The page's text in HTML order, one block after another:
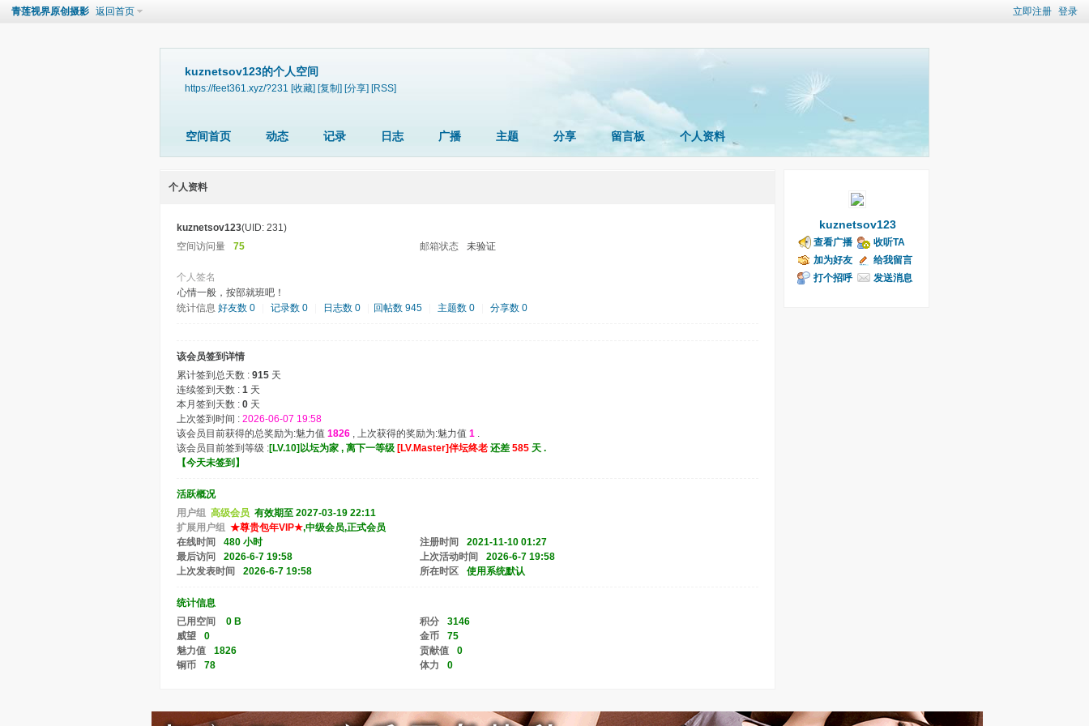
立即注册 登录
青莲视界原创摄影 返回首页
kuznetsov123的个人空间
https://feet361.xyz/?231 [收藏] [复制] [分享] [RSS]
空间首页 动态 记录 日志 广播 主题 分享 留言板 个人资料
个人资料
kuznetsov123(UID: 231)
空间访问量
75 邮箱状态 未验证
个人签名
心情一般，按部就班吧！
统计信息 好友数 0 记录数 0 日志数 0 回帖数 945 主题数 0 分享数 0
该会员签到详情
累计签到总天数 : 915 天
连续签到天数 : 1 天
本月签到天数 : 0 天
上次签到时间 : 2026-06-07 19:58
该会员目前获得的总奖励为:魅力值 1826 , 上次获得的奖励为:魅力值 1 .
该会员目前签到等级 :[LV.10]以坛为家 , 离下一等级 [LV.Master]伴坛终老 还差 585 天 .
【今天未签到 】
活跃概况
用户组 高级会员 有效期至 2027-03-19 22:11
扩展用户组 ★尊贵包年VIP★,中级会员,正式会员
在线时间
480 小时 注册时间
2021-11-10 01:27
最后访问
2026-6-7 19:58 上次活动时间
2026-6-7 19:58
上次发表时间
2026-6-7 19:58 所在时区 使用系统默认
统计信息
已用空间
0 B 积分
3146
威望
0 金币
75
魅力值
1826 贡献值
0
铜币
78 体力 0
kuznetsov123
查看广播
收听TA
加为好友
给我留言
打个招呼
发送消息